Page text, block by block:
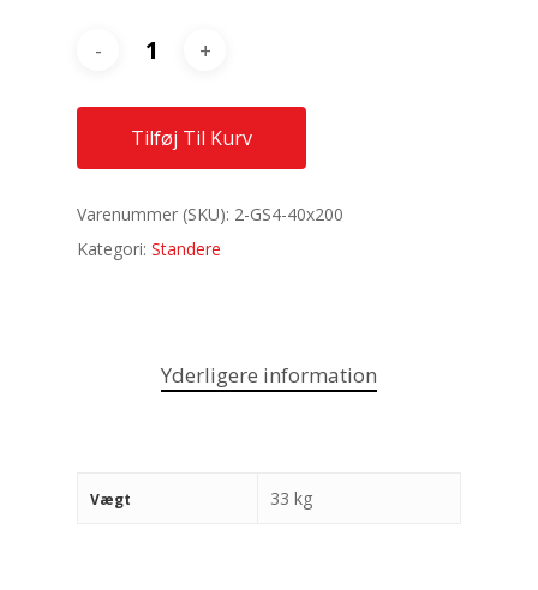
Tilføj Til Kurv
Varenummer (SKU): 2-GS4-40x200
Kategori: Standere
Yderligere information
Vægt 33 kg